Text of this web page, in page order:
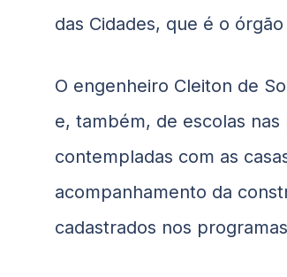
das Cidades, que é o
O engenheiro Cleiton de
e, também, de escolas
contempladas com as
acompanhamento da
cadastrados nos